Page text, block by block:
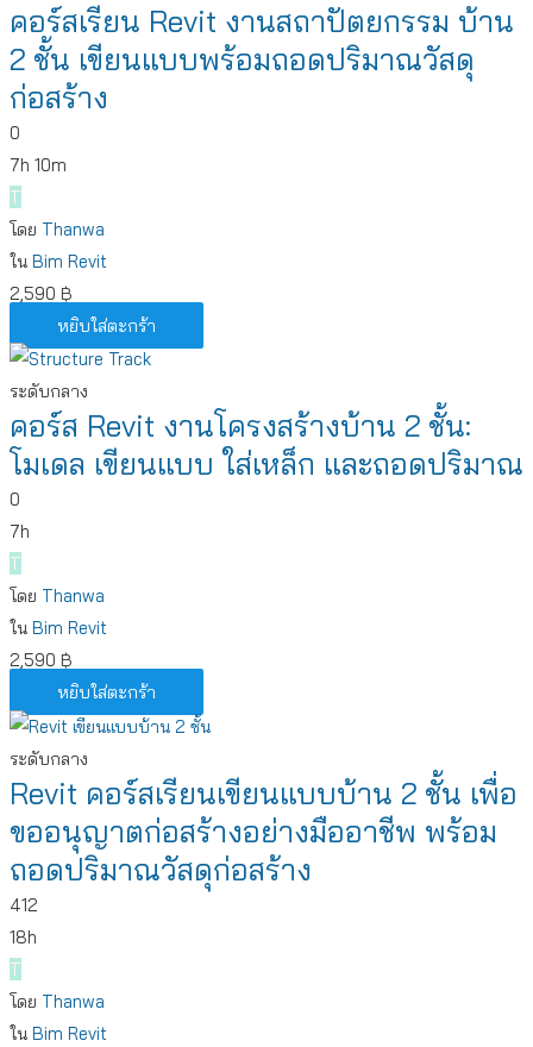
คอร์สเรียน Revit งานสถาปัตยกรรม บ้าน
2 ชั้น เขียนแบบพร้อมถอดปริมาณวัสดุ
ก่อสร้าง
0
7h 10m
T
โดย Thanwa
ใน Bim Revit
2,590 ฿
หยิบใส่ตะกร้า
ระดับกลาง
คอร์ส Revit งานโครงสร้างบ้าน 2 ชั้น:
โมเดล เขียนแบบ ใส่เหล็ก และถอดปริมาณ
0
7h
T
โดย Thanwa
ใน Bim Revit
2,590 ฿
หยิบใส่ตะกร้า
ระดับกลาง
Revit คอร์สเรียนเขียนแบบบ้าน 2 ชั้น เพื่อ
ขออนุญาตก่อสร้างอย่างมืออาชีพ พร้อม
ถอดปริมาณวัสดุก่อสร้าง
412
18h
T
โดย Thanwa
ใน Bim Revit